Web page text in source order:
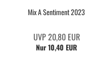
Mix A Sentiment 2023
UVP 20,80 EUR
Nur 10,40 EUR